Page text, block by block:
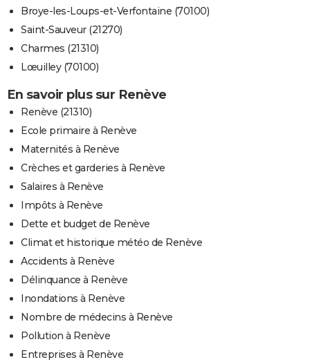
Broye-les-Loups-et-Verfontaine (70100)
Saint-Sauveur (21270)
Charmes (21310)
Lœuilley (70100)
En savoir plus sur Renève
Renève (21310)
Ecole primaire à Renève
Maternités à Renève
Crèches et garderies à Renève
Salaires à Renève
Impôts à Renève
Dette et budget de Renève
Climat et historique météo de Renève
Accidents à Renève
Délinquance à Renève
Inondations à Renève
Nombre de médecins à Renève
Pollution à Renève
Entreprises à Renève